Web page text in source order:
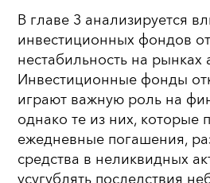
В главе 3 анализируется
инвестиционных фондов
нестабильность на рынках
Инвестиционные фонды
играют важную роль на
однако те из них, которые
ежедневные погашения,
средства в неликвидных